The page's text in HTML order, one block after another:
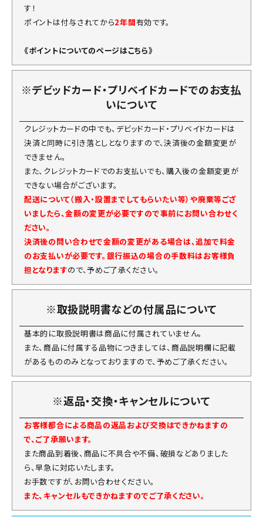
す！
ポイントは付与されてから2年間有効です。
《ポイントについてのページはこちら》
※デビッドカード・プリベイドカードでのお支払
いについて
クレジットカードの中でも、デビッドカード・プリベイドカードは
決済と同時に引き落としとなりますので、決済後の金額変更が
できません。
また、クレジットカードでのお支払いでも、購入後の金額変更が
できない場合がございます。
配送について（搬入・設置までしてもらいたい等）や廃棄等ござ
いましたら、金額の変更が必要ですので事前にお問い合わせく
ださい。
決済後の問い合わせで金額の変更がある場合は、追加で料金
のお支払いが必要です。銀行振込の場合の手数料はお客様負
担となりますので、予めご了承ください。
※取扱説明書などの付属品について
基本的に取扱説明書は商品に付属されていません。
また、商品に付属する品物につきましては、商品説明欄に記載
があるもののみとなっておりますので、予めご了承ください。
※返品・交換・キャンセルについて
お客様都合による商品の返品および交換はできかねますの
で、ご了承願います。
また商品到着後、商品に不具合や不備、破損などありました
ら、早急に対応いたします。
お手数ですが、お問い合わせください。
また、キャンセルもできかねますのでご了承ください。